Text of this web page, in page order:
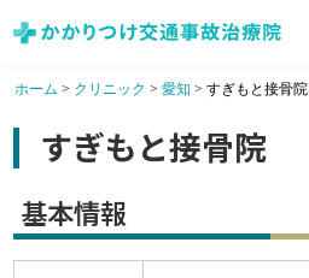
ホーム > クリニック > 愛知 > すぎもと接骨院
すぎもと接骨院
基本情報